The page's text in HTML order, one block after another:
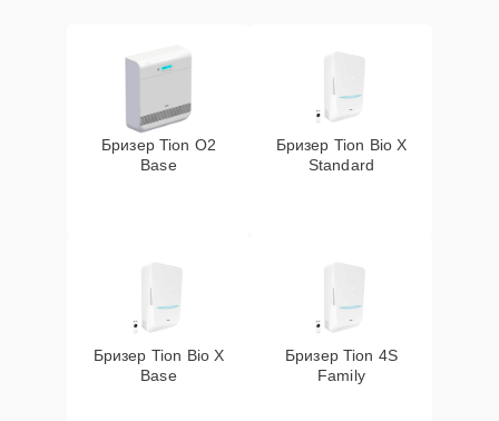
Бризер Tion O2
Base
Бризер Tion Bio X
Standard
Бризер Tion Bio X
Base
Бризер Tion 4S
Family